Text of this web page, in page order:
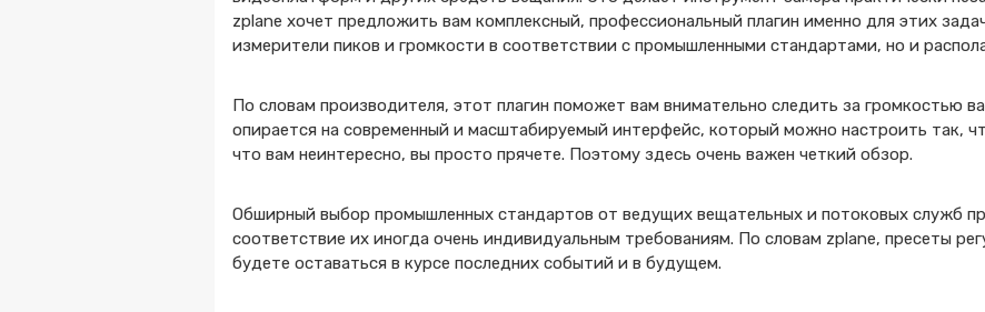
zplane хочет предложить вам комплексный, профессиональный плагин именно для этих
измерители пиков и громкости в соответствии с промышленными стандартами, но и
По словам производителя, этот плагин поможет вам внимательно следить за громкостью
опирается на современный и масштабируемый интерфейс, который можно настроить так,
что вам неинтересно, вы просто прячете. Поэтому здесь очень важен четкий обзор.
Обширный выбор промышленных стандартов от ведущих вещательных и потоковых служб
соответствие их иногда очень индивидуальным требованиям. По словам zplane, пресеты
будете оставаться в курсе последних событий и в будущем.